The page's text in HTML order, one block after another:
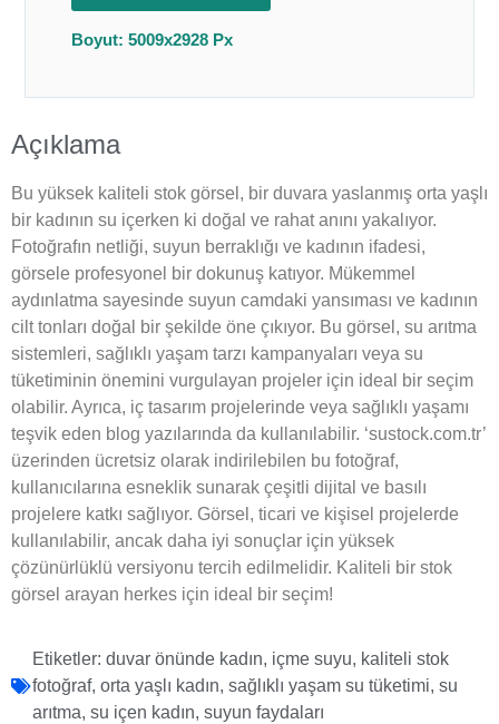
Boyut: 5009x2928 Px
Açıklama
Bu yüksek kaliteli stok görsel, bir duvara yaslanmış orta yaşlı
bir kadının su içerken ki doğal ve rahat anını yakalıyor.
Fotoğrafın netliği, suyun berraklığı ve kadının ifadesi,
görsele profesyonel bir dokunuş katıyor. Mükemmel
aydınlatma sayesinde suyun camdaki yansıması ve kadının
cilt tonları doğal bir şekilde öne çıkıyor. Bu görsel, su arıtma
sistemleri, sağlıklı yaşam tarzı kampanyaları veya su
tüketiminin önemini vurgulayan projeler için ideal bir seçim
olabilir. Ayrıca, iç tasarım projelerinde veya sağlıklı yaşamı
teşvik eden blog yazılarında da kullanılabilir. ‘sustock.com.tr’
üzerinden ücretsiz olarak indirilebilen bu fotoğraf,
kullanıcılarına esneklik sunarak çeşitli dijital ve basılı
projelere katkı sağlıyor. Görsel, ticari ve kişisel projelerde
kullanılabilir, ancak daha iyi sonuçlar için yüksek
çözünürlüklü versiyonu tercih edilmelidir. Kaliteli bir stok
görsel arayan herkes için ideal bir seçim!
Etiketler: duvar önünde kadın, içme suyu, kaliteli stok
fotoğraf, orta yaşlı kadın, sağlıklı yaşam su tüketimi, su
arıtma, su içen kadın, suyun faydaları